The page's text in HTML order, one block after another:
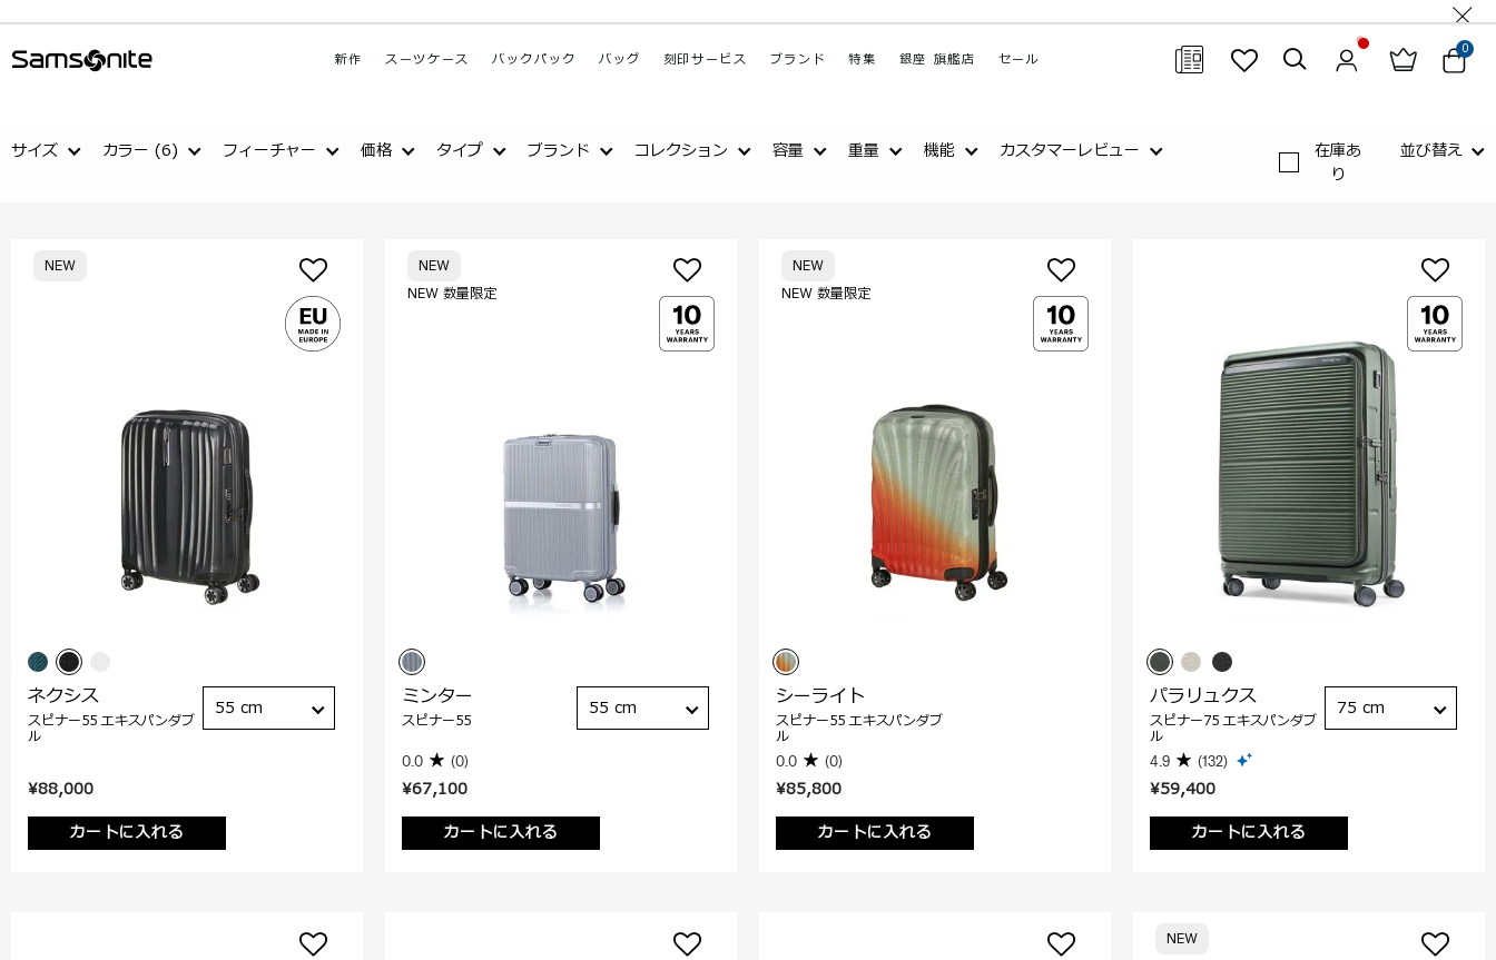
新作 スーツケース バックパック バッグ 刻印サービス ブランド 特集 銀座 旗艦店 セール
0
閉じる
サイズ カラー (6) フィーチャー 価格 タイプ ブランド コレクション 容量 重量 機能 カスタマーレビュー
在庫あ
り
並び替え
¥88,000
カートに入れる
NEW
ネクシス
スピナー55 エキスパンダブ
ル
55 cm
¥67,100
カートに入れる
NEW 数量限定
NEW
ミンター
スピナー55
0.0 (0)
55 cm
¥85,800
カートに入れる
NEW 数量限定
NEW
シーライト
スピナー55 エキスパンダブ
ル
0.0 (0)
¥59,400
カートに入れる
パラリュクス
スピナー75 エキスパンダブ
ル
4.9 (132)
75 cm
NEW